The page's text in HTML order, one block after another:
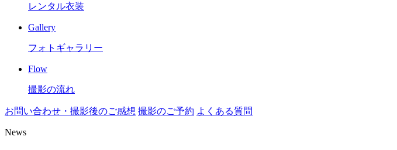
レンタル衣装
Gallery
フォトギャラリー
Flow
撮影の流れ
お問い合わせ・撮影後のご感想 撮影のご予約 よくある質問
News